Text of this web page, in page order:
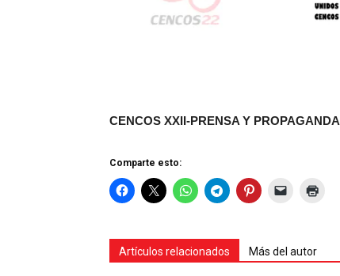
CENCOS XXII-PRENSA Y PROPAGANDA
Comparte esto:
Artículos relacionados Más del autor